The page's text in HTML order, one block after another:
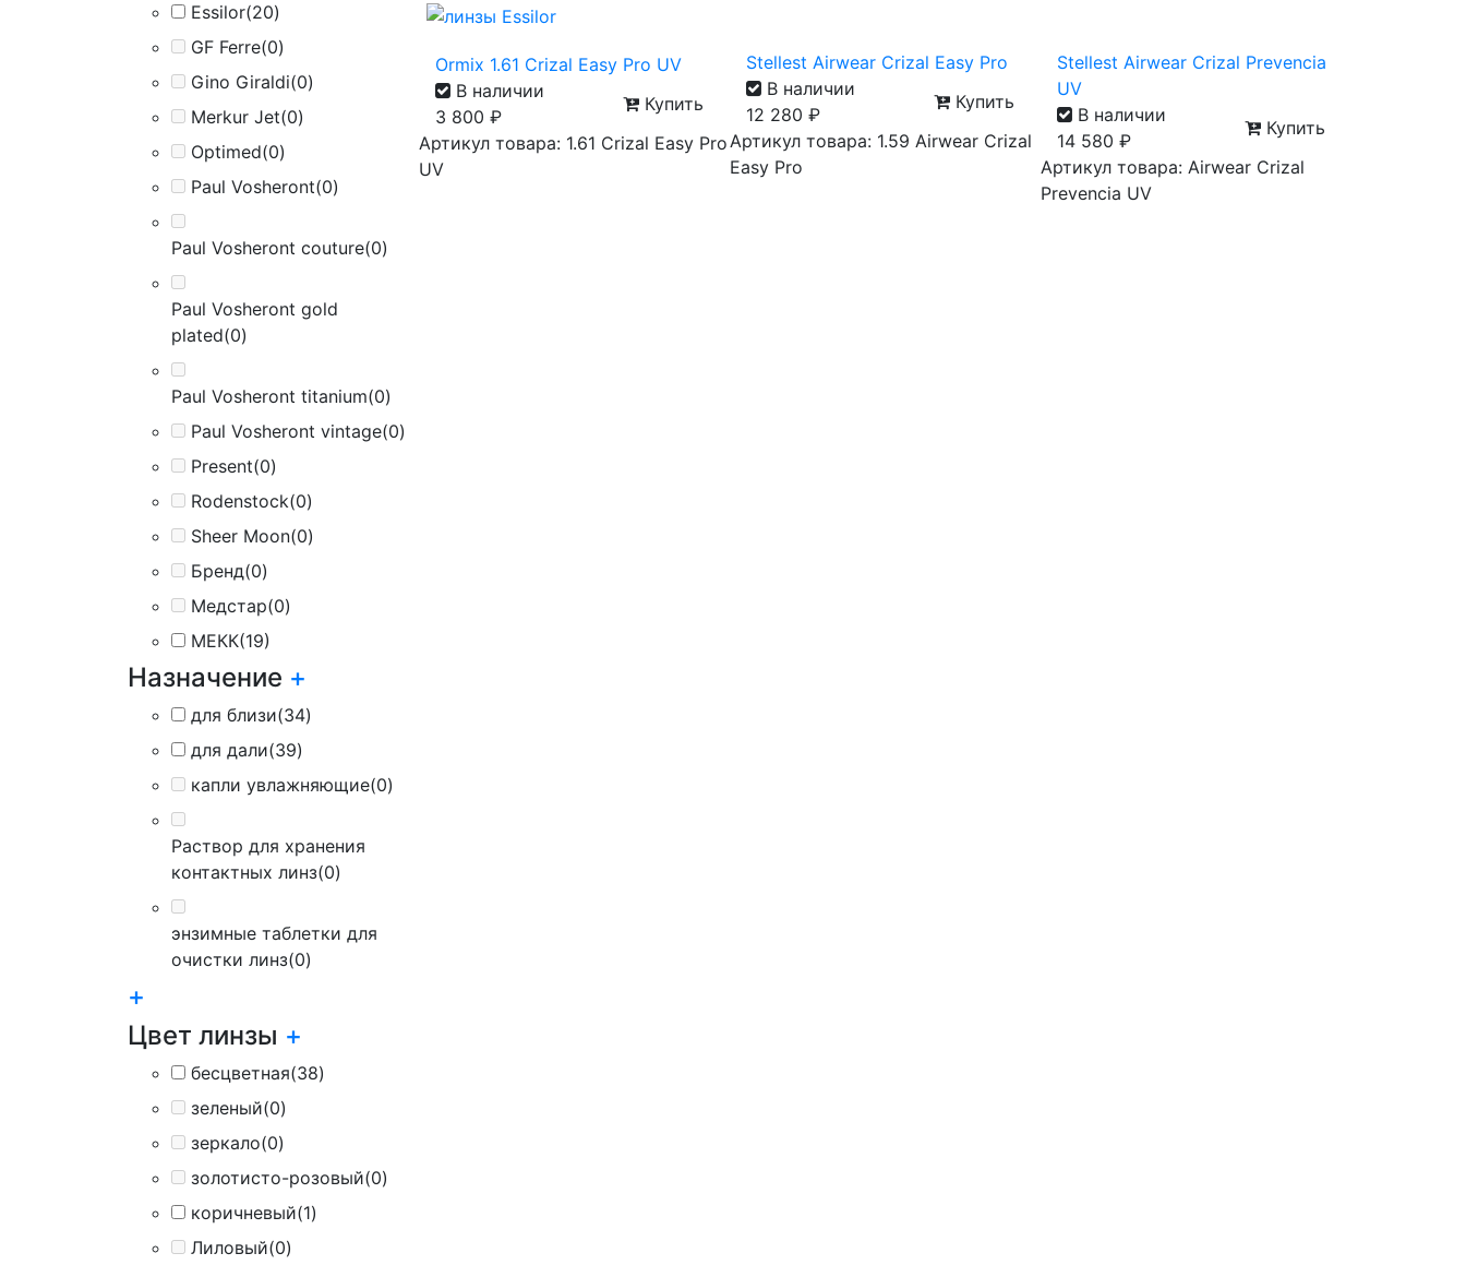
Essilor(20)
GF Ferre(0)
Gino Giraldi(0)
Merkur Jet(0)
Optimed(0)
Paul Vosheront(0)
Paul Vosheront couture(0)
Paul Vosheront gold
plated(0)
Paul Vosheront titanium(0)
Paul Vosheront vintage(0)
Present(0)
Rodenstock(0)
Sheer Moon(0)
Бренд(0)
Медстар(0)
МЕКК(19)
Назначение +
для близи(34)
для дали(39)
капли увлажняющие(0)
Раствор для хранения
контактных линз(0)
энзимные таблетки для
очистки линз(0)
+
Цвет линзы +
бесцветная(38)
зеленый(0)
зеркало(0)
золотисто-розовый(0)
коричневый(1)
Лиловый(0)
Ormix 1.61 Crizal Easy Pro UV
В наличии
3 800 ₽
Купить
Артикул товара: 1.61 Crizal Easy Pro
UV
Stellest Airwear Crizal Easy Pro
В наличии
12 280 ₽
Купить
Артикул товара: 1.59 Airwear Crizal
Easy Pro
Stellest Airwear Crizal Prevencia
UV
В наличии
14 580 ₽
Купить
Артикул товара: Airwear Crizal
Prevencia UV